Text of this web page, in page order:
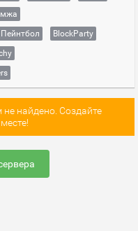
BlockParty
найдено. Создайте